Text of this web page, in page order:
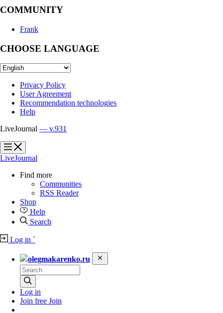
COMMUNITY
Frank
CHOOSE LANGUAGE
Privacy Policy
User Agreement
Recommendation technologies
Help
LiveJournal — v.931
?
?
LiveJournal
Find more
Communities
RSS Reader
Shop
Help
Search
Log in `
olegmakarenko.ru
Log in
Join free Join